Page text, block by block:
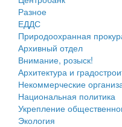
Сельские поселения
Разное
ЕДДС
Природоохранная
Архивный отдел
Внимание, розыск!
Архитектура и
Некоммерческие
Национальная политика
Укрепление
Экология